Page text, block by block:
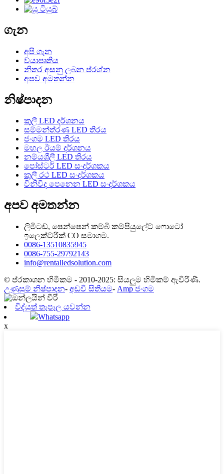
ගැන
අපි ගැන
ව්යාපෘතිය
නිතර අසනු ලබන ප්රශ්න
අපව අමතන්න
නිෂ්පාදන
කුලී LED දර්ශනය
සම්මන්ත්රණ LED තිරය
ජංගම LED තිරය
මහල ඊයම් දර්ශනය
නම්යශීලී LED තිරය
පෝස්ටර් LED සංදර්ශකය
කුලී රථ LED සංදර්ශකය
විනිවිද පෙනෙන LED සංදර්ශකය
අපව අමතන්න
ලිමිටඩ්, ෂෙන්ෂෙන් කම්බි කම්පියුලේට් ෆොටෝ
ඉලෙක්ට්රික් CO සමාගම.
0086-13510835945
0086-755-29792143
info@rentalledsolution.com
© ප්රකාශන හිමිකම - 2010-2025: සියලුම හිමිකම් ඇවිරිණි.
උණුසුම් නිෂ්පාදන- අඩවි සිතියම- Amp ජංගම
විද්යුත් තැපෑල යවන්න
Whatsapp
x